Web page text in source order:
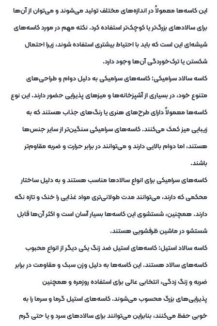
این کاسه‌ها معمولاً در اندازه‌های مختلف تولید می‌شوند و می‌توان از آن‌ها
برای سالادهای بزرگ‌تر یا کوچک‌تر استفاده کرد. نکته مهم در مورد کاسه‌های
شیشه‌ای این است که باید با احتیاط بیشتری استفاده شوند، زیرا احتمال
شکستن یا ترک‌خوردگی آن‌ها وجود دارد.
کاسه سالاد سرامیکی: کاسه‌های سرامیکی به دلیل دوام و طراحی‌های
متنوع خود، در بسیاری از آشپزخانه‌ها و میزهای پذیرایی حضور دارند. این نوع
کاسه‌ها معمولاً دارای طرح‌های هنری یا رنگ‌های جذاب هستند که به
زیبایی میز کمک می‌کنند. کاسه‌های سرامیکی سنگین‌تر از سایر جنس‌ها
هستند، اما دوام بالایی دارند و می‌توانند در برابر حرارت و ضربه مقاوم‌تر
باشند.
کاسه‌های سرامیکی برای انواع سالادها مناسب هستند و به دلیل ساختار
محکمی که دارند، می‌توانند مدت طولانی‌تری مواد غذایی را خنک و تازه نگه
دارند. همچنین، شستشوی این کاسه‌ها بسیار آسان است و اکثر آن‌ها قابل
شستشو در ماشین ظرفشویی هستند.
کاسه سالاد استیل: کاسه‌های استیل ضد زنگ یکی دیگر از انواع محبوب
کاسه‌های سالاد هستند. این کاسه‌ها به دلیل وزن سبک و مقاومت در برابر
ضربه و زنگ‌ زدگی، انتخابی عالی برای استفاده روزمره و همچنین
پذیرایی‌های بزرگ محسوب می‌شوند. کاسه‌های استیل گرما و سرما را به
خوبی حفظ می‌کنند، بنابراین می‌توانند برای سالادهای سرد و یا حتی گرم